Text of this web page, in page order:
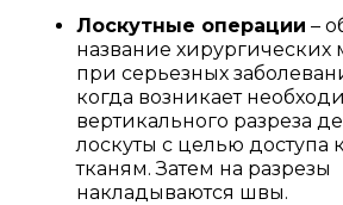
Лоскутные операции –
название
при серьезных
когда возникает
вертикального разреза
лоскуты с целью
тканям. Затем на разрезы
накладываются швы.